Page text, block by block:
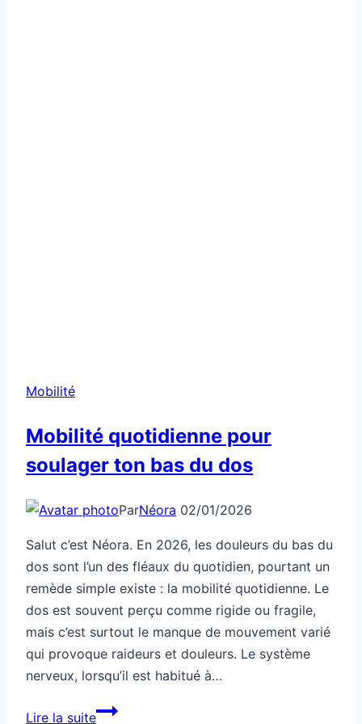
Mobilité
Mobilité quotidienne pour
soulager ton bas du dos
ParNéora 02/01/2026
Salut c’est Néora. En 2026, les douleurs du bas du
dos sont l’un des fléaux du quotidien, pourtant un
remède simple existe : la mobilité quotidienne. Le
dos est souvent perçu comme rigide ou fragile,
mais c’est surtout le manque de mouvement varié
qui provoque raideurs et douleurs. Le système
nerveux, lorsqu’il est habitué à…
Lire la suiteMobilité